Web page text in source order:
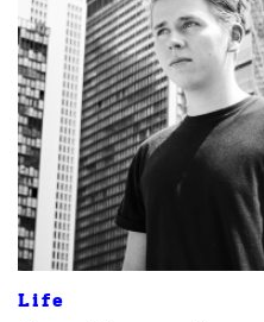
Life
ค้นหา
SHARE TWEET